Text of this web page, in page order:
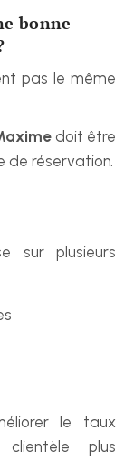
bonne
pas le même
doit être
de réservation.
sur plusieurs
le taux
plus